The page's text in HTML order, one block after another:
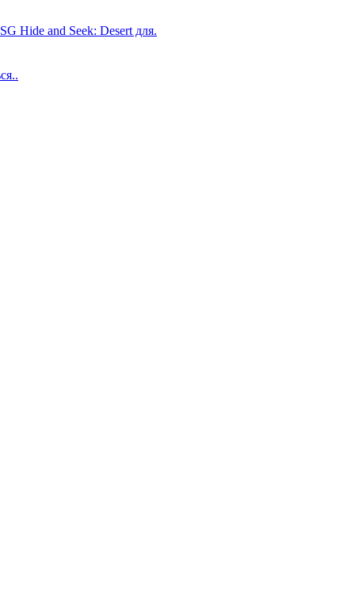
Hide and Seek: Desert для.